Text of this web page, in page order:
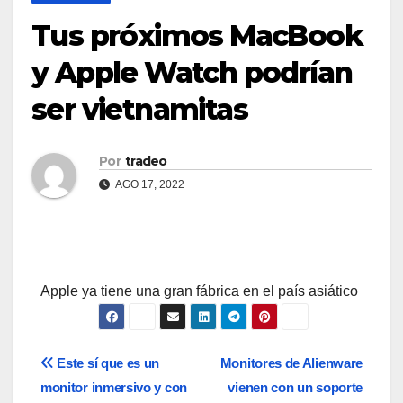
Tus próximos MacBook
y Apple Watch podrían
ser vietnamitas
Por tradeo
AGO 17, 2022
Apple ya tiene una gran fábrica en el país asiático
Navegación
Monitores de Alienware
vienen con un soporte
Este sí que es un
monitor inmersivo y con